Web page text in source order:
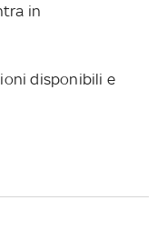
in
disponibili e